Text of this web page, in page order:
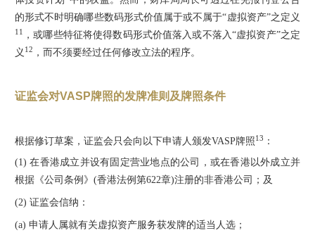
的形式不时明确哪些数码形式价值属于或不属于“虚拟资产”之定义
11
，或哪些特征将使得数码形式价值落入或不落入“虚拟资产”之定
义 12 ，而不须要经过任何修改立法的程序。
证监会对VASP牌照的发牌准则及牌照条件
根据修订草案，证监会只会向以下申请人颁发VASP牌照13
：
(1) 在香港成立并设有固定营业地点的公司，或在香港以外成立并
根据《公司条例》(香港法例第622章)注册的非香港公司；及
(2) 证监会信纳：
(a) 申请人属就有关虚拟资产服务获发牌的适当人选；